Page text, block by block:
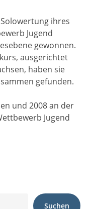
ihres
Jugend
gewonnen.
ausgerichtet
haben sie
gefunden.
und 2008 an der
Jugend
Suchen